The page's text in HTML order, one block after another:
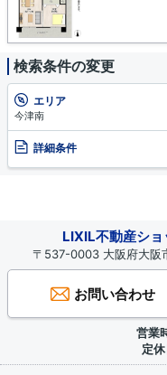
検索条件の変更
エリア
今津南
詳細条件
LIXIL不動産シ
〒537-0003 大阪府大阪
お問い合わせ
営業
定